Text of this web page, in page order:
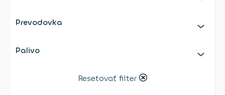
Prevodovka
Palivo
Resetovať filter